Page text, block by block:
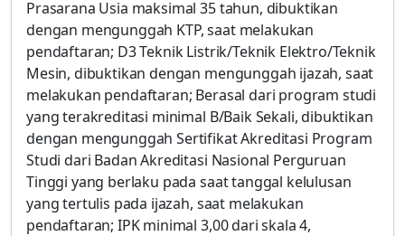
Prasarana Usia maksimal 35 tahun, dibuktikan
dengan mengunggah KTP, saat melakukan
pendaftaran; D3 Teknik Listrik/Teknik Elektro/Teknik
Mesin, dibuktikan dengan mengunggah ijazah, saat
melakukan pendaftaran; Berasal dari program studi
yang terakreditasi minimal B/Baik Sekali, dibuktikan
dengan mengunggah Sertifikat Akreditasi Program
Studi dari Badan Akreditasi Nasional Perguruan
Tinggi yang berlaku pada saat tanggal kelulusan
yang tertulis pada ijazah, saat melakukan
pendaftaran; IPK minimal 3,00 dari skala 4,